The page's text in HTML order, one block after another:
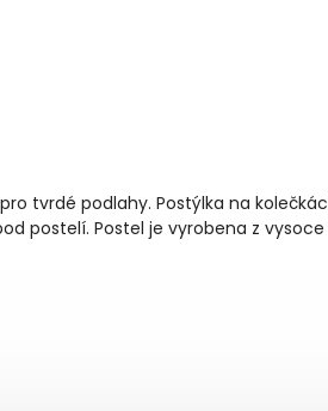
tvrdé podlahy. Postýlka na
postelí. Postel je vyrobena z